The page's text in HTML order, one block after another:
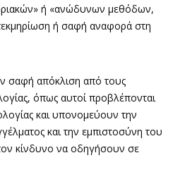
ή «ανώδυνων μεθόδων,
ή σαφή αναφορά στη
σαφή απόκλιση από τους
όπως αυτοί προβλέπονται
και υπονομεύουν την
και την εμπιστοσύνη του
κίνδυνο να οδηγήσουν σε